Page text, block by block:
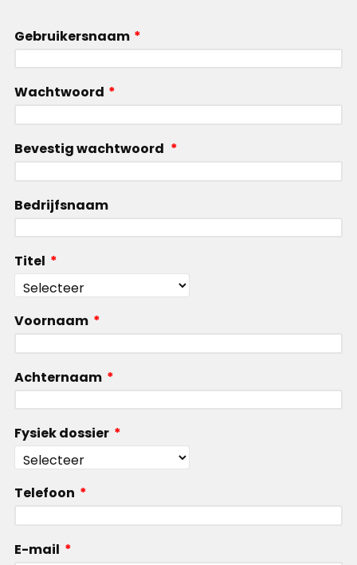
Gebruikersnaam *
Wachtwoord *
Bevestig wachtwoord *
Bedrijfsnaam
Titel *
Voornaam *
Achternaam *
Fysiek dossier *
Telefoon *
E-mail *